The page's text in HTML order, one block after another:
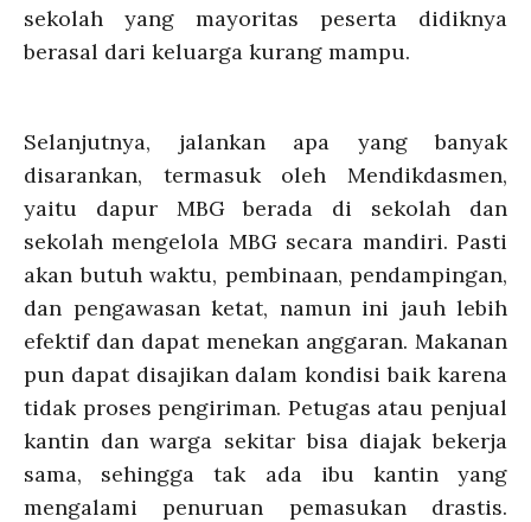
sekolah yang mayoritas peserta didiknya
berasal dari keluarga kurang mampu.
Selanjutnya, jalankan apa yang banyak
disarankan, termasuk oleh Mendikdasmen,
yaitu dapur MBG berada di sekolah dan
sekolah mengelola MBG secara mandiri. Pasti
akan butuh waktu, pembinaan, pendampingan,
dan pengawasan ketat, namun ini jauh lebih
efektif dan dapat menekan anggaran. Makanan
pun dapat disajikan dalam kondisi baik karena
tidak proses pengiriman. Petugas atau penjual
kantin dan warga sekitar bisa diajak bekerja
sama, sehingga tak ada ibu kantin yang
mengalami penuruan pemasukan drastis.